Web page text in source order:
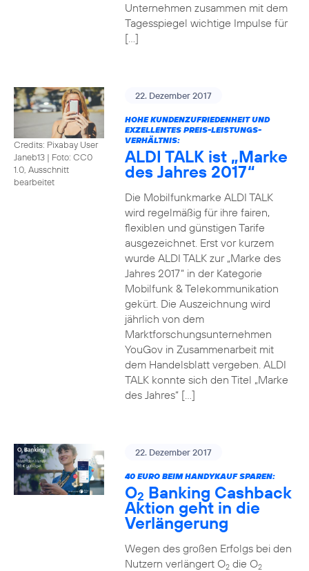
Unternehmen zusammen mit dem
Tagesspiegel wichtige Impulse für
[…]
Credits: Pixabay User
Janeb13 | Foto: CC0
1.0, Ausschnitt
bearbeitet
22. Dezember 2017
HOHE KUNDENZUFRIEDENHEIT UND
EXZELLENTES PREIS-LEISTUNGS-
VERHÄLTNIS:
ALDI TALK ist „Marke
des Jahres 2017“
Die Mobilfunkmarke ALDI TALK
wird regelmäßig für ihre fairen,
flexiblen und günstigen Tarife
ausgezeichnet. Erst vor kurzem
wurde ALDI TALK zur „Marke des
Jahres 2017“ in der Kategorie
Mobilfunk & Telekommunikation
gekürt. Die Auszeichnung wird
jährlich von dem
Marktforschungsunternehmen
YouGov in Zusammenarbeit mit
dem Handelsblatt vergeben. ALDI
TALK konnte sich den Titel „Marke
des Jahres“ […]
22. Dezember 2017
40 EURO BEIM HANDYKAUF SPAREN:
O2 Banking Cashback
Aktion geht in die
Verlängerung
Wegen des großen Erfolgs bei den
Nutzern verlängert O2die O2